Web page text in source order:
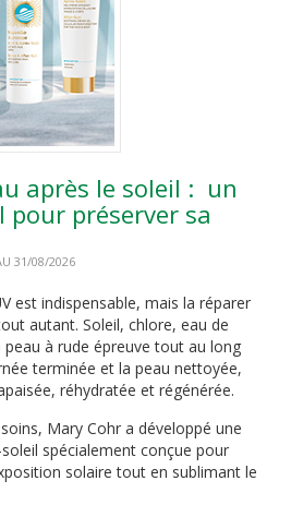
après le soleil : un
pour préserver sa
31/08/2026
est indispensable, mais la réparer
autant. Soleil, chlore, eau de
à rude épreuve tout au long
terminée et la peau nettoyée,
réhydratée et régénérée.
Mary Cohr a développé une
spécialement conçue pour
solaire tout en sublimant le